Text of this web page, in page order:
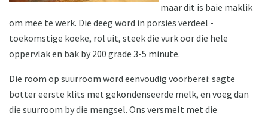
maar dit is baie maklik
om mee te werk. Die deeg word in porsies verdeel -
toekomstige koeke, rol uit, steek die vurk oor die hele
oppervlak en bak by 200 grade 3-5 minute.
Die room op suurroom word eenvoudig voorberei: sagte
botter eerste klits met gekondenseerde melk, en voeg dan
die suurroom by die mengsel. Ons versmelt met die